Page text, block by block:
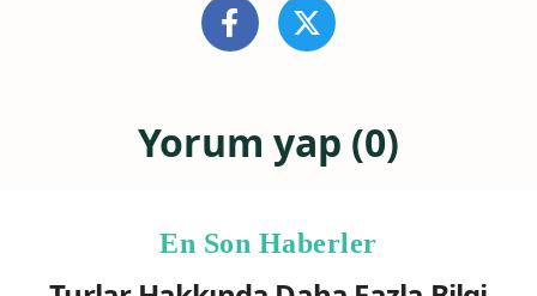
Yorum yap (0)
En Son Haberler